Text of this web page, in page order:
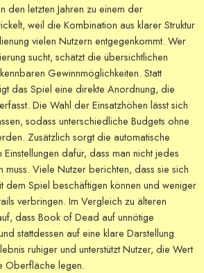
den letzten Jahren zu einem der
weil die Kombination aus klarer Struktur
vielen Nutzern entgegenkommt. Wer
sucht, schätzt die übersichtlichen
Gewinnmöglichkeiten. Statt
das Spiel eine direkte Anordnung, die
Die Wahl der Einsatzhöhen lässt sich
sodass unterschiedliche Budgets ohne
Zusätzlich sorgt die automatische
dafür, dass man nicht jedes
muss. Viele Nutzer berichten, dass sie sich
dem Spiel beschäftigen können und weniger
verbringen. Im Vergleich zu älteren
dass Book of Dead auf unnötige
stattdessen auf eine klare Darstellung
ruhiger und unterstützt Nutzer, die Wert
Oberfläche legen.